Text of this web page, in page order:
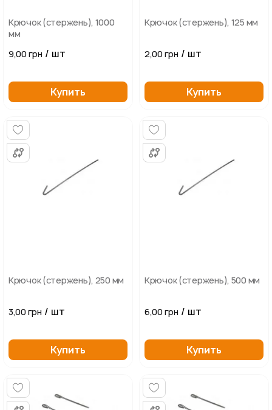
Крючок (стержень), 1000
мм
9,00 грн / шт
Купить
Крючок (стержень), 125 мм
2,00 грн / шт
Купить
Крючок (стержень), 250 мм
3,00 грн / шт
Купить
Крючок (стержень), 500 мм
6,00 грн / шт
Купить